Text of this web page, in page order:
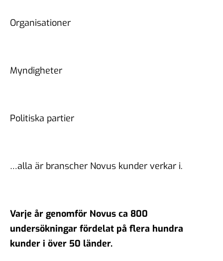
Organisationer
Myndigheter
Politiska partier
…alla är branscher Novus kunder verkar i.
Varje år genomför Novus ca 800
undersökningar fördelat på flera hundra
kunder i över 50 länder.